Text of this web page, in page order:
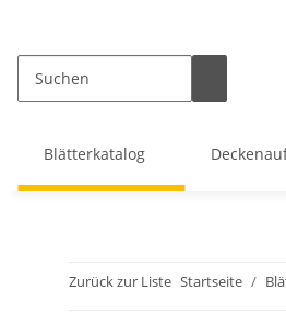
Blätterkatalog
Zurück zur Liste Startseite